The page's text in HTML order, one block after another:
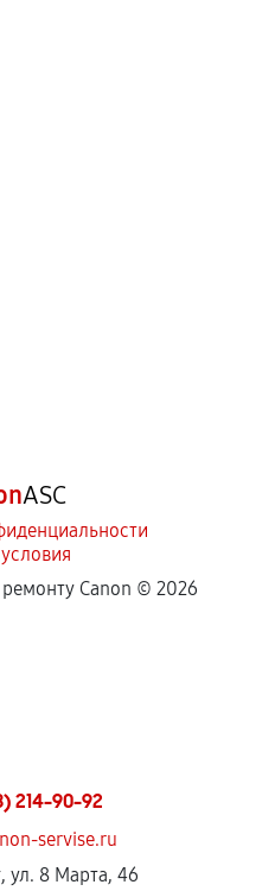
ASC
Canon © 2026
214-90-92
servise.ru
ул. 8 Марта, 46